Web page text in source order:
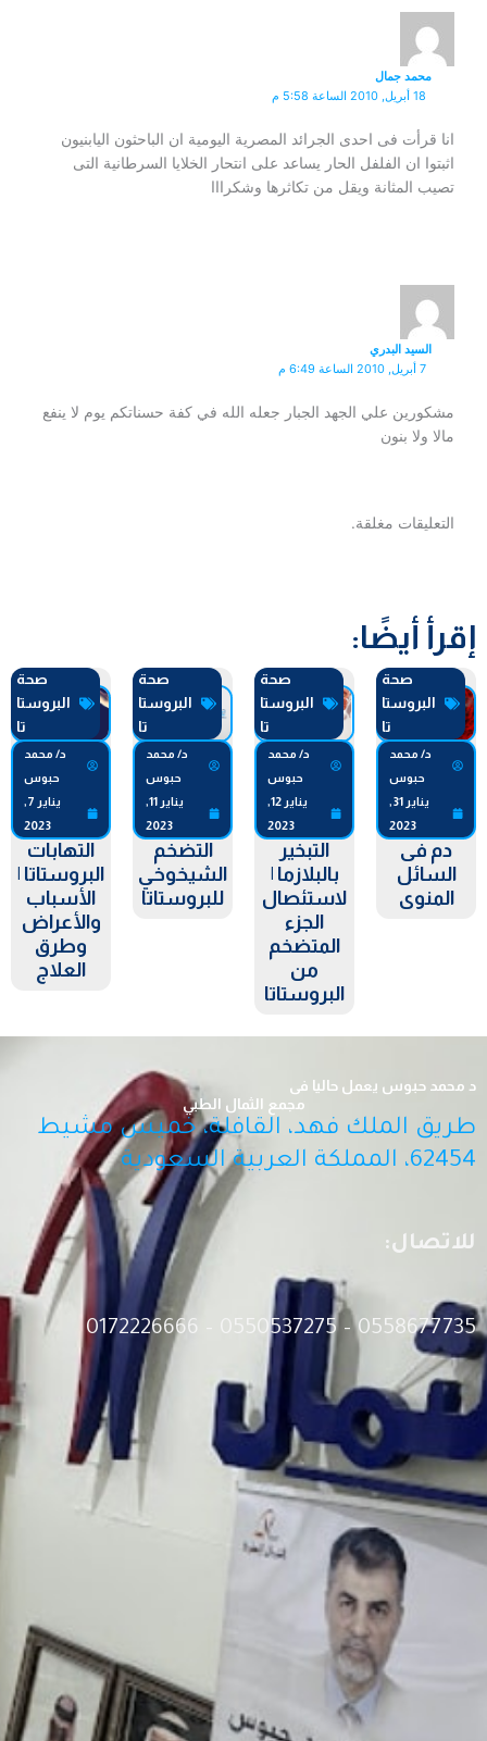
محمد جمال
18 أبريل, 2010 الساعة 5:58 م
انا قرأت فى احدى الجرائد المصرية اليومية ان الباحثون اليابنيون
اثبتوا ان الفلفل الحار يساعد على انتحار الخلايا السرطانية التى
تصيب المثانة ويقل من تكاثرها وشكرااا
السيد البدري
7 أبريل, 2010 الساعة 6:49 م
مشكورين علي الجهد الجبار جعله الله في كفة حسناتكم يوم لا ينفع
مالا ولا بنون
التعليقات مغلقة.
إقرأ أيضًا:
صحة
البروستا
تا
د/ محمد
حبوس
يناير 31,
2023
دم فى
السائل
المنوى
صحة
البروستا
تا
د/ محمد
حبوس
يناير 12,
2023
التبخير
بالبلازما |
لاستئصال
الجزء
المتضخم
من
البروستاتا
صحة
البروستا
تا
د/ محمد
حبوس
يناير 11,
2023
التضخم
الشيخوخي
للبروستاتا
صحة
البروستا
تا
د/ محمد
حبوس
يناير 7,
2023
التهابات
البروستاتا |
الأسباب
والأعراض
وطرق
العلاج
د محمد حبوس يعمل حاليا فى
مجمع الثمال الطبي
طريق الملك فهد، القافلة، خميس مشيط
62454، المملكة العربية السعودية
للاتصال:
0558677735 – 0550537275 – 0172226666